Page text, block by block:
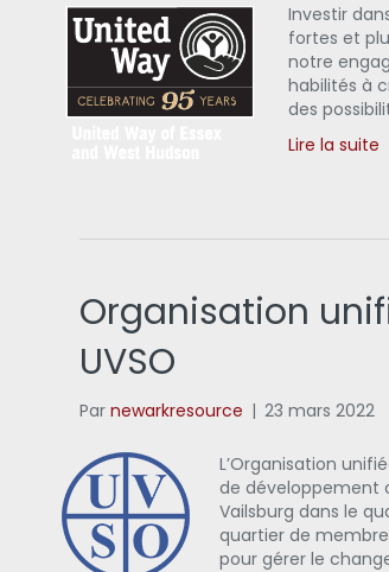
Investir
fortes et
notre
habilités à
des
Lire la suite
Organisation
UVSO
Parnewarkresource | 23 mars 2022
L’Organisation
de développement
Vailsburg dans le
quartier de
pour gérer le